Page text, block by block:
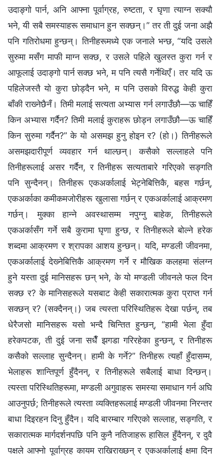
उदाङ्गो पार्न, अनि आफ्ना पूर्वाग्रह, रुष्टता, र घृणा त्याग्‍न सक्यौ
भने, यी सबै समस्याहरू समाधान हुन सक्छन्।” तर ती दुई जना अझै
पनि गतिरोधमा हुन्छन्। तिनीहरूमध्ये एक जनाले भन्छ, “यदि उसले
सुरुमा मसँग माफी माग्न सक्छ, र उसले पहिले खुलस्त कुरा गर्न र
आफूलाई उदाङ्गो पार्न सक्छ भने, म पनि त्यसै गर्नेथिएँ। तर यदि ऊ
पहिलेजस्तै यो कुरा छोड्दैन भने, म पनि उसको विरुद्ध केही कुरा
बाँकी राख्‍नेछैनँ। तिमी मलाई सत्यता अभ्यास गर्न लगाउँछौ—ऊ चाहिँ
किन अभ्यास गर्दैन? तिमी मलाई कुराहरू छोड्न लगाउँछौ—ऊ चाहिँ
किन सुरुमा गर्दैन?” के यो असमझ हुनु होइन र? (हो।) तिनीहरूले
असमझदारीपूर्ण व्यवहार गर्न थाल्छन्। कसैको सल्लाहले पनि
तिनीहरूलाई असर गर्दैन, र तिनीहरू सत्यताबारे गरिएको सङ्गति
पनि सुन्दैनन्। तिनीहरू एकअर्कालाई भेट्नेबित्तिकै, बहस गर्छन्,
एकअर्काका कमीकमजोरीहरू खुलासा गर्छन् र एकअर्कालाई आक्रमण
गर्छन्। मुक्का हान्ने अवस्थासम्म नपुग्नु बाहेक, तिनीहरूले
एकअर्कासँग गर्ने सबै कुरामा घृणा हुन्छ, र तिनीहरूले बोल्ने हरेक
शब्दमा आक्रमण र श्रापका आशय हुन्छन्। यदि, मण्डली जीवनमा,
एकअर्कालाई देख्‍नेबित्तिकै आक्रमण गर्ने र मौखिक कलहमा संलग्‍न
हुने यस्ता दुई मानिसहरू छन् भने, के यो मण्डली जीवनले फल दिन
सक्छ र? के मानिसहरूले यसबाट केही सकारात्मक कुरा प्राप्त गर्न
सक्छन् र? (सक्दैनन्।) जब त्यस्ता परिस्थितिहरू देखा पर्छन्, तब
धेरैजसो मानिसहरू यसो भन्दै चिन्तित हुन्छन्, “हामी भेला हुँदा
हरेकपटक, ती दुई जना सधैँ झगडा गरिरहेका हुन्छन्, र तिनीहरू
कसैको सल्लाह सुन्दैनन्। हामी के गर्ने?” तिनीहरू त्यहाँ हुँदासम्म,
भेलाहरू शान्तिपूर्ण हुँदैनन्, र तिनीहरूले सबैलाई बाधा दिन्छन्।
त्यस्ता परिस्थितिहरूमा, मण्डली अगुवाहरू समस्या समाधान गर्न अघि
आउनुपर्छ; तिनीहरूले त्यस्ता व्यक्तिहरूलाई मण्डली जीवनमा निरन्तर
बाधा दिइरहन दिनु हुँदैन। यदि बारम्बार गरिएको सल्लाह, सङ्गति, र
सकारात्मक मार्गदर्शनपछि पनि कुनै नतिजाहरू हासिल हुँदैनन्, र दुवै
पक्षले आफ्नो पूर्वाग्रह कायम राखिराख्छन् र एकअर्कालाई क्षमा दिन